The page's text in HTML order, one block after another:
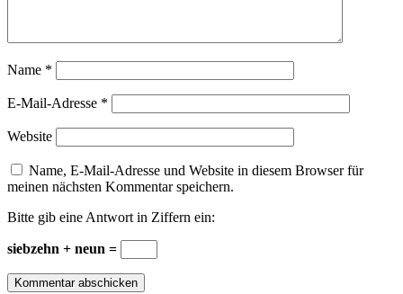
Name *
E-Mail-Adresse *
Website
Name, E-Mail-Adresse und Website in diesem Browser für
meinen nächsten Kommentar speichern.
Bitte gib eine Antwort in Ziffern ein:
siebzehn + neun =